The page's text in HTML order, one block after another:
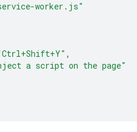
worker.js"
,
a script on the page"